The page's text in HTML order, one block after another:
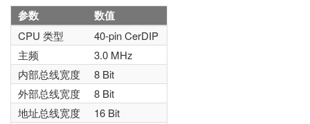
参数 数值
CPU 类型
40-pin CerDIP
主频
3.0 MHz
内部总线宽度
8 Bit
外部总线宽度
8 Bit
地址总线宽度
16 Bit